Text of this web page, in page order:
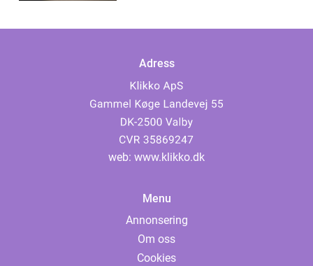
Adress
web: www.klikko.dk
Menu
Annonsering
Om oss
Cookies